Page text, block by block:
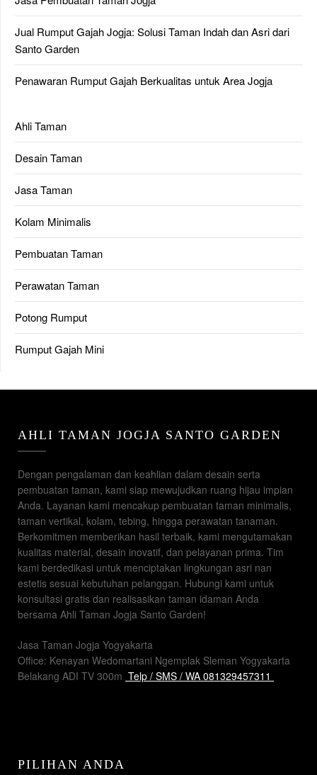
Jual Rumput Gajah Jogja: Solusi Taman Indah dan Asri dari
Santo Garden
Penawaran Rumput Gajah Berkualitas untuk Area Jogja
Ahli Taman
Desain Taman
Jasa Taman
Kolam Minimalis
Pembuatan Taman
Perawatan Taman
Potong Rumput
Rumput Gajah Mini
AHLI TAMAN JOGJA SANTO GARDEN
Dengan pengalaman dan keahlian dalam desain serta
pembuatan taman, kami siap mewujudkan ruang hijau impian
Anda. Layanan kami mencakup pembuatan taman minimalis,
taman vertikal, kolam, tebing, hingga perawatan tanaman.
Berkomitmen memberikan hasil terbaik, kami mengutamakan
kualitas material, desain inovatif, dan pelayanan prima. Tim
kami berdedikasi untuk menciptakan lingkungan asri nan
estetis sesuai kebutuhan pelanggan. Hubungi kami untuk
konsultasi gratis dan realisasikan taman idaman Anda
bersama Ahli Taman Jogja Santo Garden!
Jasa Taman Jogja Yogyakarta
Office: Kenayan Wedomartani Ngemplak Sleman Yogyakarta
Belakang ADI TV 300m Telp / SMS / WA 081329457311
PILIHAN ANDA